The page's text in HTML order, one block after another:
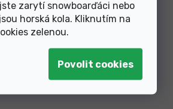
zarytí snowboarďáci nebo
horská kola. Kliknutím na
zelenou.